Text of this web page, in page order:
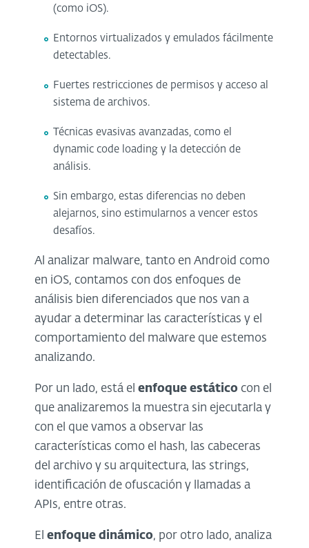
(como iOS).
Entornos virtualizados y emulados fácilmente
detectables.
Fuertes restricciones de permisos y acceso al
sistema de archivos.
Técnicas evasivas avanzadas, como el
dynamic code loading y la detección de
análisis.
Sin embargo, estas diferencias no deben
alejarnos, sino estimularnos a vencer estos
desafíos.
Al analizar malware, tanto en Android como
en iOS, contamos con dos enfoques de
análisis bien diferenciados que nos van a
ayudar a determinar las características y el
comportamiento del malware que estemos
analizando.
Por un lado, está el enfoque estático con el
que analizaremos la muestra sin ejecutarla y
con el que vamos a observar las
características como el hash, las cabeceras
del archivo y su arquitectura, las strings,
identificación de ofuscación y llamadas a
APIs, entre otras.
El enfoque dinámico, por otro lado, analiza